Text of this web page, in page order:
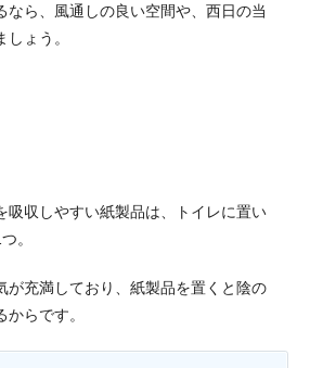
なら、風通しの良い空間や、西日の当
ょう。
吸収しやすい紙製品は、トイレに置い
。
が充満しており、紙製品を置くと陰の
らです。